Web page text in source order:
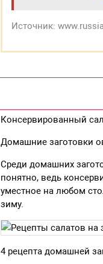
Источник:
Консервированный
Домашние заготовки
Среди домашних
понятно, ведь
уместное на любом
зиму.
4 рецепта домашней